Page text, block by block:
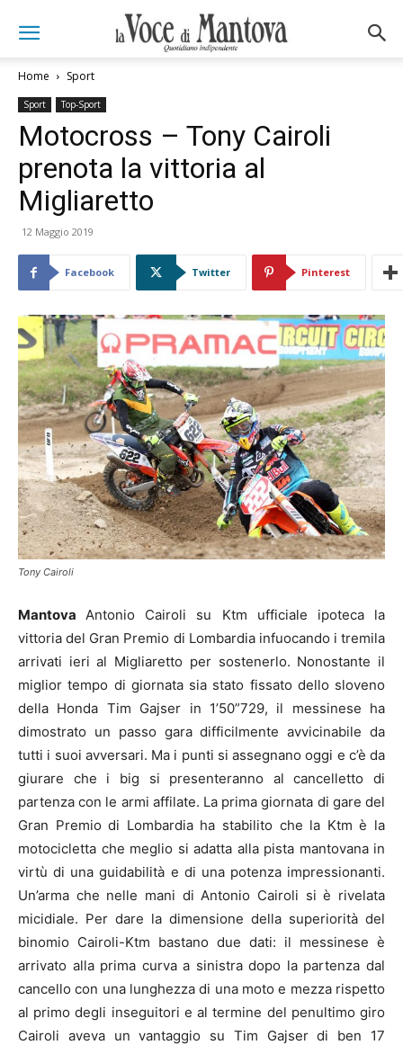
Home Sport
Sport Top-Sport
Motocross – Tony Cairoli
prenota la vittoria al
Migliaretto
12 Maggio 2019
Facebook Twitter Pinterest
Tony Cairoli
MantovaAntonio Cairoli su Ktm ufficiale ipoteca la
vittoria del Gran Premio di Lombardia infuocando i tremila
arrivati ieri al Migliaretto per sostenerlo. Nonostante il
miglior tempo di giornata sia stato fissato dello sloveno
della Honda Tim Gajser in 1’50”729, il messinese ha
dimostrato un passo gara difficilmente avvicinabile da
tutti i suoi avversari. Ma i punti si assegnano oggi e c’è da
giurare che i big si presenteranno al cancelletto di
partenza con le armi affilate. La prima giornata di gare del
Gran Premio di Lombardia ha stabilito che la Ktm è la
motocicletta che meglio si adatta alla pista mantovana in
virtù di una guidabilità e di una potenza impressionanti.
Un’arma che nelle mani di Antonio Cairoli si è rivelata
micidiale. Per dare la dimensione della superiorità del
binomio Cairoli-Ktm bastano due dati: il messinese è
arrivato alla prima curva a sinistra dopo la partenza dal
cancello con una lunghezza di una moto e mezza rispetto
al primo degli inseguitori e al termine del penultimo giro
Cairoli aveva un vantaggio su Tim Gajser di ben 17